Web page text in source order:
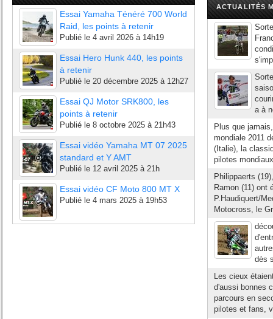
Essai Yamaha Ténéré 700 World
Raid, les points à retenir
Publié le 4 avril 2026 à 14h19
Essai Hero Hunk 440, les points
à retenir
Publié le 20 décembre 2025 à 12h27
Essai QJ Motor SRK800, les
points à retenir
Publié le 8 octobre 2025 à 21h43
Essai vidéo Yamaha MT 07 2025
standard et Y AMT
Publié le 12 avril 2025 à 21h
Essai vidéo CF Moto 800 MT X
Publié le 4 mars 2025 à 19h53
ACTUALITÉS
a à
Plus que
mondiale 2011
(Italie), la
pilotes
Philippaerts
Ramon (11) ont
P.Haudiquert/
Motocross, le
dès
Les cieux
d'aussi bonnes
parcours en
pilotes et fans,